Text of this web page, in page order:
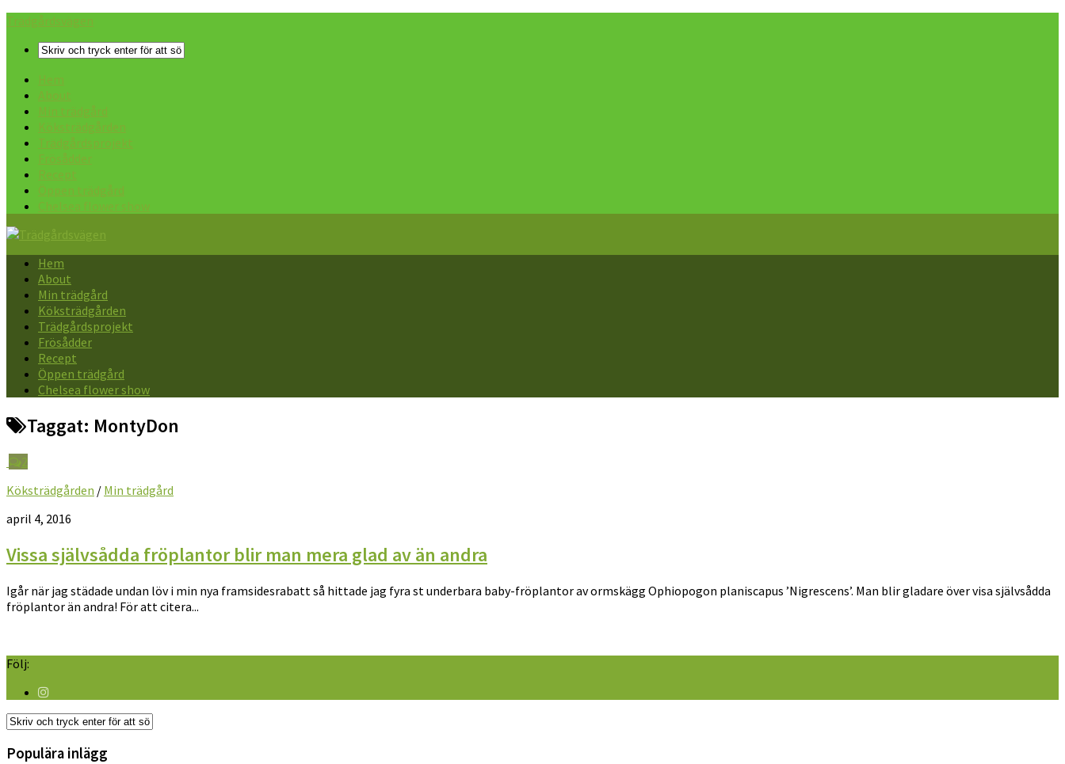
Trädgårdsvägen
Hem
About
Min trädgård
Köksträdgården
Trädgårdsprojekt
Frösådder
Recept
Öppen trädgård
Chelsea flower show
Hem
About
Min trädgård
Köksträdgården
Trädgårdsprojekt
Frösådder
Recept
Öppen trädgård
Chelsea flower show
Taggat: MontyDon
2
Köksträdgården / Min trädgård
april 4, 2016
Vissa självsådda fröplantor blir man mera glad av än andra
Igår när jag städade undan löv i min nya framsidesrabatt så hittade jag fyra st underbara baby-fröplantor av ormskägg Ophiopogon planiscapus ’Nigrescens’. Man blir gladare över visa självsådda
fröplantor än andra! För att citera...
Följ:
Populära inlägg